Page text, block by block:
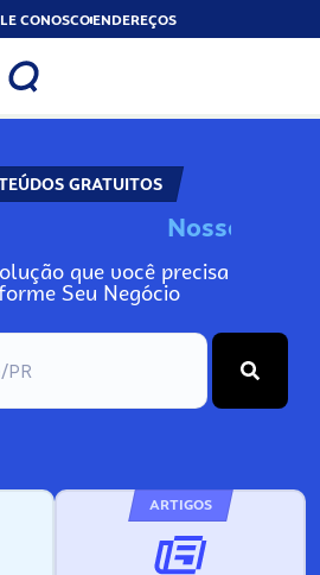
CONOSCOENDEREÇOS
GRATUITOS
Noss
que você precisa
Seu Negócio
ARTIGOS